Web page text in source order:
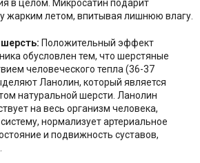
в целом. Микросатин подарит
жарким летом, впитывая лишнюю влагу.
шерсть: Положительный эффект
обусловлен тем, что шерстяные
человеческого тепла (36-37
Ланолин, который является
натуральной шерсти. Ланолин
на весь организм человека,
нормализует артериальное
и подвижность суставов,